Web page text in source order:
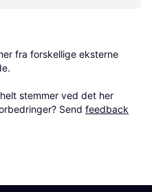
fra forskellige eksterne
stemmer ved det her
Send feedback